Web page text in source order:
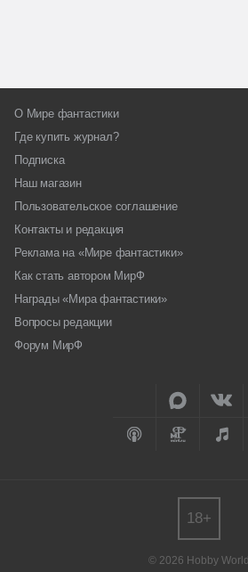
О Мире фантастики
Где купить журнал?
Подписка
Наш магазин
Пользовательское соглашение
Контакты и редакция
Реклама на «Мире фантастики»
Как стать автором МирФ
Награды «Мира фантастики»
Вопросы редакции
Форум МирФ
© 2026 Hobby World
18+